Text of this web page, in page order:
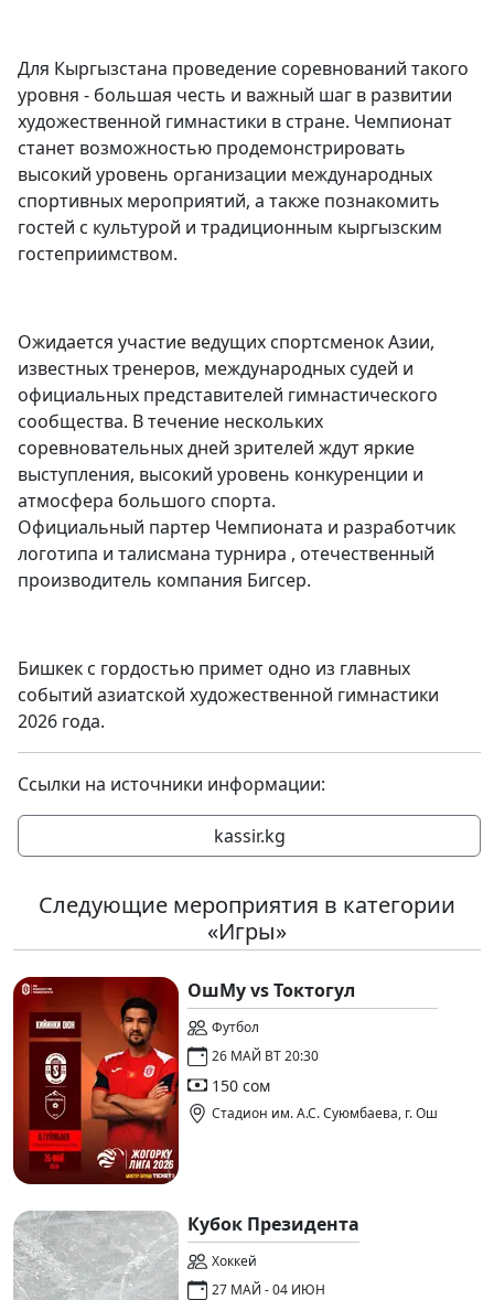
Для Кыргызстана проведение соревнований такого
уровня - большая честь и важный шаг в развитии
художественной гимнастики в стране. Чемпионат
станет возможностью продемонстрировать
высокий уровень организации международных
спортивных мероприятий, а также познакомить
гостей с культурой и традиционным кыргызским
гостеприимством.
Ожидается участие ведущих спортсменок Азии,
известных тренеров, международных судей и
официальных представителей гимнастического
сообщества. В течение нескольких
соревновательных дней зрителей ждут яркие
выступления, высокий уровень конкуренции и
атмосфера большого спорта.
Официальный партер Чемпионата и разработчик
логотипа и талисмана турнира , отечественный
производитель компания Бигсер.
Бишкек с гордостью примет одно из главных
событий азиатской художественной гимнастики
2026 года.
Ссылки на источники информации:
kassir.kg
Следующие мероприятия в категории
«Игры»
ОшМу vs Токтогул
Футбол
26 МАЙ ВТ 20:30
150 сом
Стадион им. А.С. Суюмбаева, г. Ош
Кубок Президента
Хоккей
27 МАЙ - 04 ИЮН